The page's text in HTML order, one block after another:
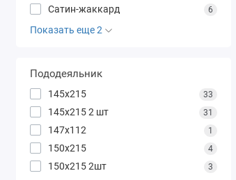
Сатин-жаккард 6
Показать еще 2
Пододеяльник
145х215 33
145х215 2 шт 31
147х112 1
150х215 4
150х215 2шт 3